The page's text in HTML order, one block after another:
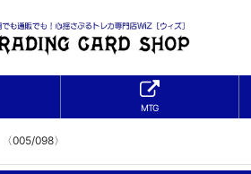
MTG
005/098〉